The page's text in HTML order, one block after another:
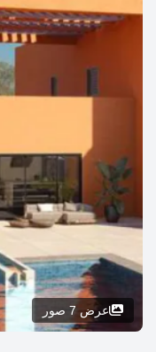
عرض 7 صور